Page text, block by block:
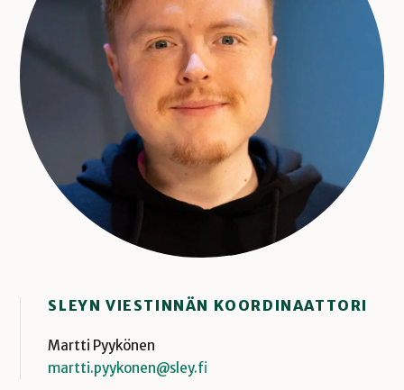
SLEYN VIESTINNÄN KOORDINAATTORI
Martti Pyykönen
martti.pyykonen@sley.fi